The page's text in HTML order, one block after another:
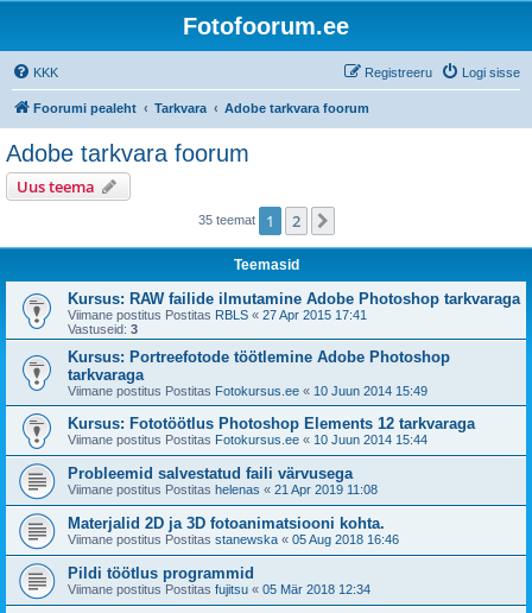
Fotofoorum.ee
KKK Logi sisse
Registreeru
Foorumi pealeht Tarkvara Adobe tarkvara foorum
Adobe tarkvara foorum
Uus teema
35 teemat 1 2
Teemasid
Kursus: RAW failide ilmutamine Adobe Photoshop tarkvaraga
Viimane postitus Postitas RBLS « 27 Apr 2015 17:41
Vastuseid: 3
Kursus: Portreefotode töötlemine Adobe Photoshop
tarkvaraga
Viimane postitus Postitas Fotokursus.ee « 10 Juun 2014 15:49
Kursus: Fototöötlus Photoshop Elements 12 tarkvaraga
Viimane postitus Postitas Fotokursus.ee « 10 Juun 2014 15:44
Probleemid salvestatud faili värvusega
Viimane postitus Postitas helenas « 21 Apr 2019 11:08
Materjalid 2D ja 3D fotoanimatsiooni kohta.
Viimane postitus Postitas stanewska « 05 Aug 2018 16:46
Pildi töötlus programmid
Viimane postitus Postitas fujitsu « 05 Mär 2018 12:34